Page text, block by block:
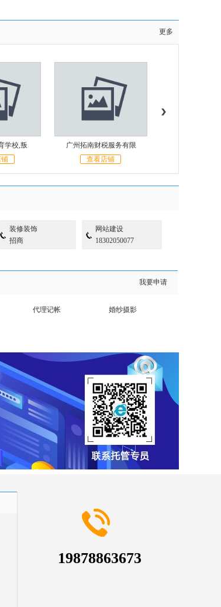
更多
务有限
深圳市港桥旅行社有限
查看店铺
装修装饰
招商
网站建设
18302050077
我要申请
代理记帐 婚纱摄影
19878863673